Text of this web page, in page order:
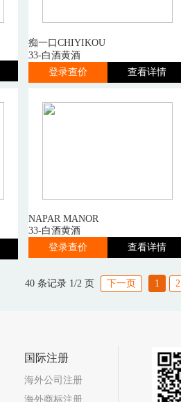
痴一口CHIYIKOU
33-白酒黄酒
登录查价
查看详情
NAPAR MANOR
33-白酒黄酒
登录查价
查看详情
40 条记录 1/2 页 下一页 1 2
国际注册
海外公司注册
海外商标注册